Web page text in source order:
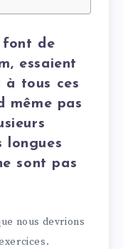
font de
essaient
tous ces
même pas
longues
sont pas
nous devrions